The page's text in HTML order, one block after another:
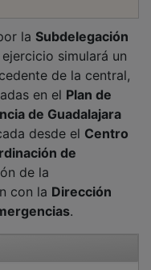
simulará un
de la central,
en el Plan de
de Guadalajara
desde elCentro
de
de la
con la
.